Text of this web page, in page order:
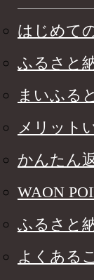
はじめて
ふるさと
まいふる
メリット
かんたん
WAON
ふるさと
よくある